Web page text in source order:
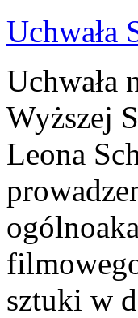
Uchwała
Uchwała
Wyższej
Leona
sztuki w